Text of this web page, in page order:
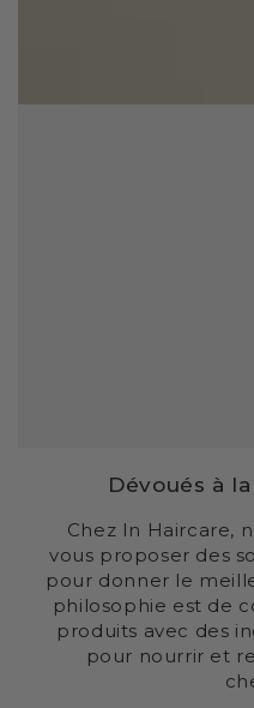
Dévoués à
Chez In Haircare,
vous proposer des
pour donner le
philosophie est de
produits avec des
pour nourrir et